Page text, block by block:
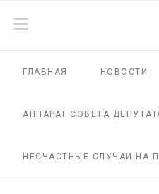
ГЛАВНАЯ НОВОСТИ
АППАРАТ СОВЕТА
НЕСЧАСТНЫЕ СЛУЧАИ НА